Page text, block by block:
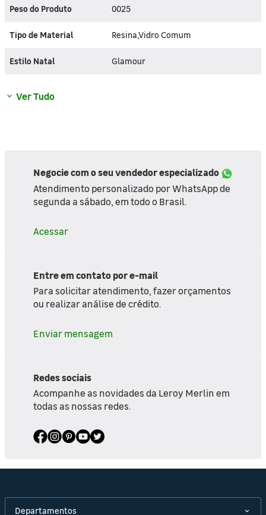
Peso do Produto 0025
Tipo de Material Resina,Vidro Comum
Estilo Natal Glamour
Ver Tudo
Negocie com o seu vendedor especializado
Atendimento personalizado por WhatsApp de
segunda a sábado, em todo o Brasil.
Acessar
Entre em contato por e-mail
Para solicitar atendimento, fazer orçamentos
ou realizar análise de crédito.
Enviar mensagem
Redes sociais
Acompanhe as novidades da Leroy Merlin em
todas as nossas redes.
Departamentos